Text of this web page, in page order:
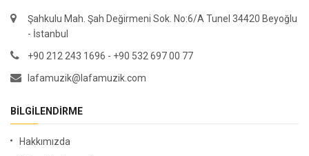
Şahkulu Mah. Şah Değirmeni Sok. No:6/A Tunel 34420 Beyoğlu
- İstanbul
+90 212 243 1696 - +90 532 697 00 77
lafamuzik@lafamuzik.com
BILGILENDIRME
Hakkımızda